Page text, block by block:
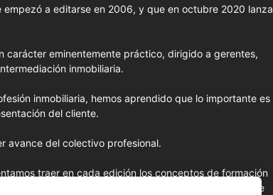
a editarse en 2006, y que en octubre 2020 lanza
carácter eminentemente práctico, dirigido a gerentes,
inmobiliaria.
inmobiliaria, hemos aprendido que lo importante es
del cliente.
avance del colectivo profesional.
traer en cada edición los conceptos de formación
y tendencias más destacadas desde la pluma de